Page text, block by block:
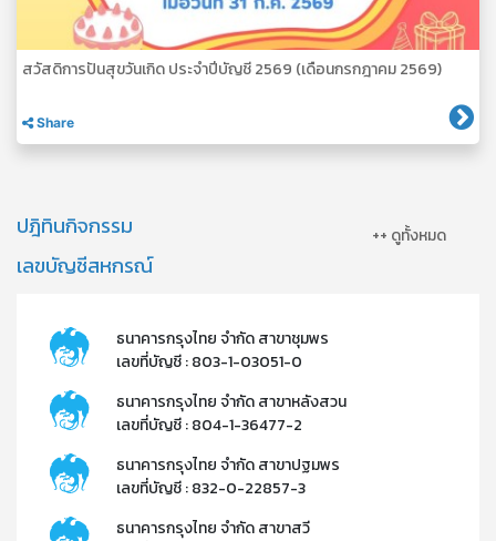
สวัสดิการปันสุขวันเกิด ประจำปีบัญชี 2569 (เดือนกรกฎาคม 2569)
Share
ปฎิทินกิจกรรม ++ ดูทั้งหมด
เลขบัญชีสหกรณ์
ธนาคารกรุงไทย จำกัด สาขาชุมพร
เลขที่บัญชี : 803-1-03051-0
ธนาคารกรุงไทย จำกัด สาขาหลังสวน
เลขที่บัญชี : 804-1-36477-2​
ธนาคารกรุงไทย จำกัด สาขาปฐมพร
เลขที่บัญชี : 832-0-22857-3​
ธนาคารกรุงไทย จำกัด สาขาสวี